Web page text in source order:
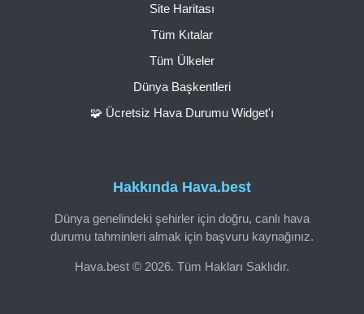
Hakkında Hava.best
Dünya genelindeki şehirler için doğru, canlı hava
durumu tahminleri almak için başvuru kaynağınız.
Hava.best © 2026. Tüm Hakları Saklıdır.
Site Haritası
Tüm Kıtalar
Tüm Ülkeler
Dünya Başkentleri
🧩 Ücretsiz Hava Durumu Widget'ı